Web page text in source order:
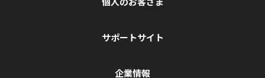
サポートサイト
企業情報